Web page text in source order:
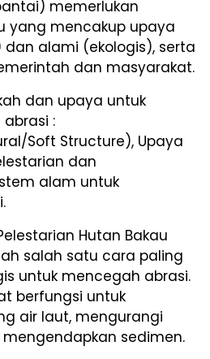
memerlukan
yang mencakup upaya
alami (ekologis), serta
dan masyarakat.
dan upaya untuk
:
Soft Structure), Upaya
dan
alam untuk
Hutan Bakau
salah satu cara paling
untuk mencegah abrasi.
berfungsi untuk
air laut, mengurangi
sedimen.